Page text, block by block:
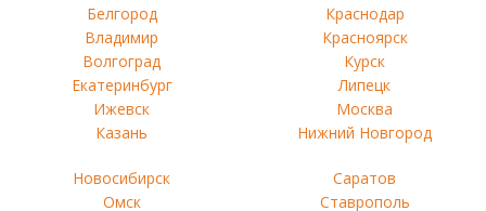
Белгород
Владимир
Волгоград
Екатеринбург
Ижевск
Казань
Краснодар
Красноярск
Курск
Липецк
Москва
Нижний Новгород
Новосибирск
Омск
Саратов
Ставрополь